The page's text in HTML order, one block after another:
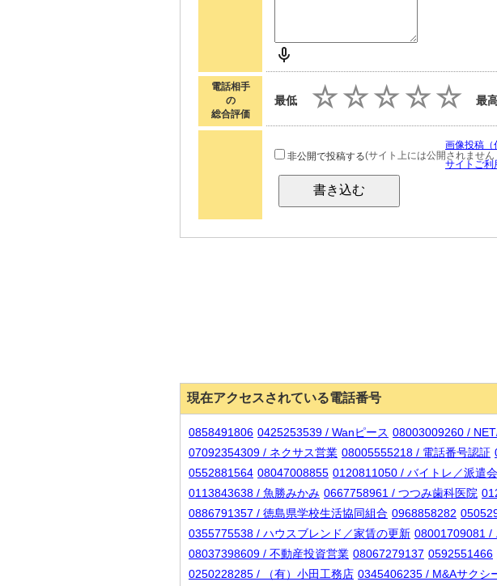
電話相手
の
総合評価
最低 最
非公開で投稿する(サイト上には公開されません
画像投稿（
サイトご利
現在アクセスされている電話番号
0858491806 0425253539 / Wanピース 08003009260 /
07092354309 / ネクサス営業 08005555218 / 電話番号認証
0552881564 08047008855 0120811050 / バイトレ／派遣
0113843638 / 魚勝みかみ 0667758961 / つつみ歯科医院
0886791357 / 徳島県学校生活協同組合 0968858282
0355775538 / ハウスブレンド／家賃の更新 08001709081 /
08037398609 / 不動産投資営業 08067279137 0592551466
0250228285 / （有）小田工務店 0345406235 / M&Aサクシ